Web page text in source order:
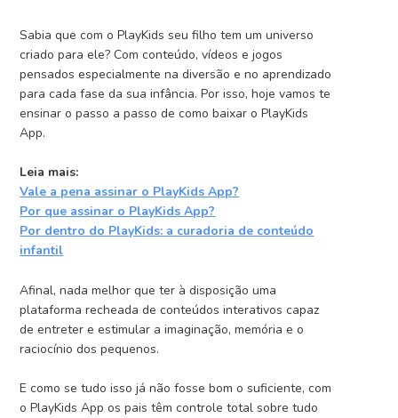
Sabia que com o PlayKids seu filho tem um universo
criado para ele? Com conteúdo, vídeos e jogos
pensados especialmente na diversão e no aprendizado
para cada fase da sua infância. Por isso, hoje vamos te
ensinar o passo a passo de como baixar o PlayKids
App.
Leia mais:
Vale a pena assinar o PlayKids App?
Por que assinar o PlayKids App?
Por dentro do PlayKids: a curadoria de conteúdo
infantil
Afinal, nada melhor que ter à disposição uma
plataforma recheada de conteúdos interativos capaz
de entreter e estimular a imaginação, memória e o
raciocínio dos pequenos.
E como se tudo isso já não fosse bom o suficiente, com
o PlayKids App os pais têm controle total sobre tudo